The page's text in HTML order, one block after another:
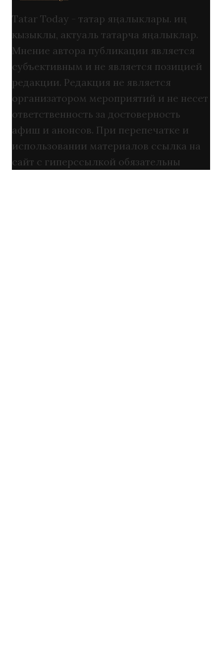
Tatar Today - татар яңалыклары. иң
кызыклы, актуаль татарча яңалыклар.
Мнение автора публикации является
субъективным и не является позицией
редакции. Редакция не является
организатором мероприятий и не несет
ответственность за достоверность
афиш и анонсов. При перепечатке и
использовании материалов ссылка на
сайт с гиперссылкой обязательны